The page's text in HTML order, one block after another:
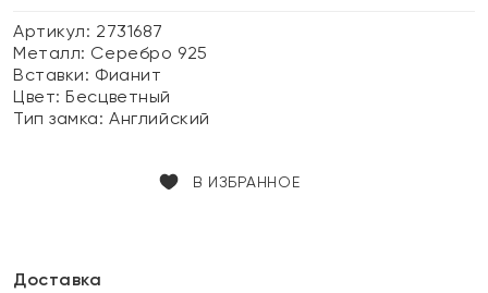
Артикул: 2731687
Металл: Серебро 925
Вставки: Фианит
Цвет:Бесцветный
Тип замка:Английский
В ИЗБРАННОЕ
Доставка